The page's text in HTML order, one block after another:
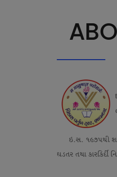
ઇ.સ. ૧૯૭૫થી
ઘડતર તથા કારકિર્દી